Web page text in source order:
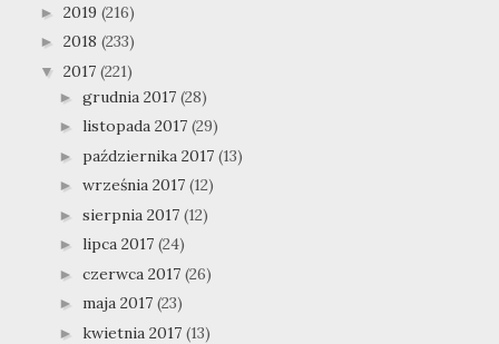
► 2019 (216)
► 2018 (233)
▼ 2017 (221)
► grudnia 2017 (28)
► listopada 2017 (29)
► października 2017 (13)
► września 2017 (12)
► sierpnia 2017 (12)
► lipca 2017 (24)
► czerwca 2017 (26)
► maja 2017 (23)
► kwietnia 2017 (13)